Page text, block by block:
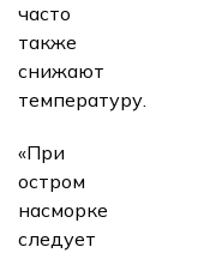
часто
также
снижают
температуру.
«При
остром
насморке
следует